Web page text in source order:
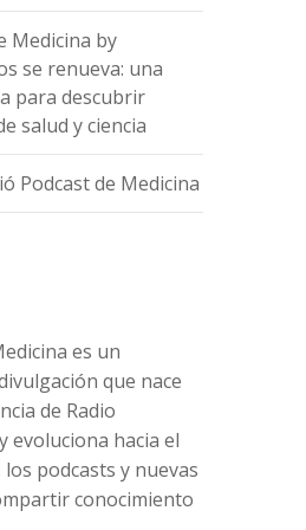
Medicina by
se renueva: una
para descubrir
salud y ciencia
Podcast de Medicina
es un
que nace
de Radio
evoluciona hacia el
podcasts y nuevas
conocimiento